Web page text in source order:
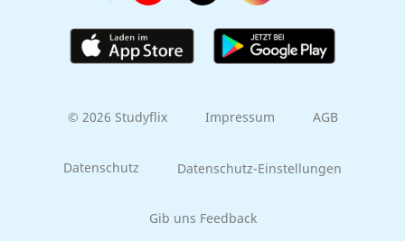
© 2026 Studyflix Impressum AGB
Datenschutz Datenschutz-Einstellungen
Gib uns Feedback